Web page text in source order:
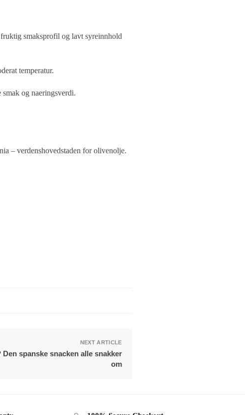
smaksprofil og lavt syreinnhold
temperatur.
og naeringsverdi.
– verdenshovedstaden for olivenolje.
NEXT ARTICLE
spanske snacken alle snakker
om